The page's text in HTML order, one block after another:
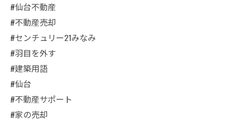
#仙台不動産
#不動産売却
#センチュリー21みなみ
#羽目を外す
#建築用語
#仙台
#不動産サポート
#家の売却